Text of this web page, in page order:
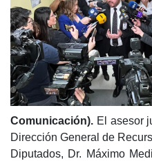
Comunicación). El asesor
Dirección General de
Diputados, Dr. Máximo